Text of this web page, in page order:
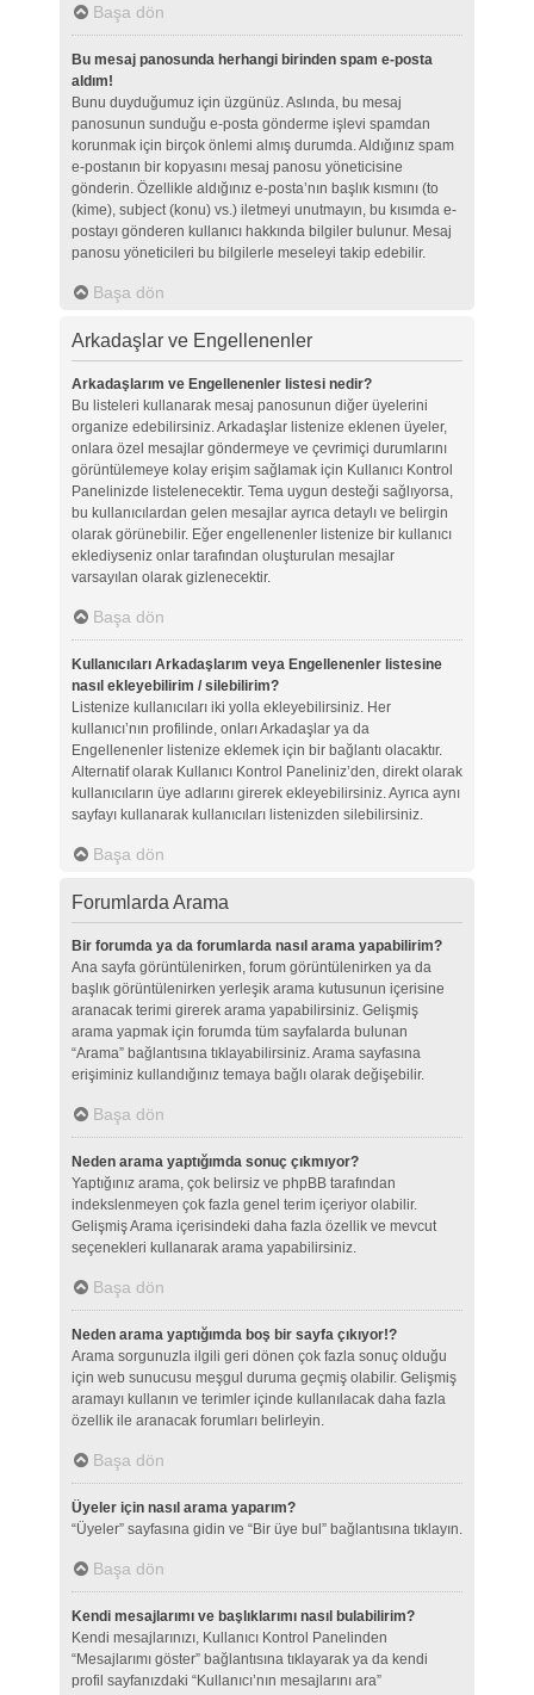
Başa dön
Bu mesaj panosunda herhangi birinden spam e-posta
aldım!
Bunu duyduğumuz için üzgünüz. Aslında, bu mesaj
panosunun sunduğu e-posta gönderme işlevi spamdan
korunmak için birçok önlemi almış durumda. Aldığınız spam
e-postanın bir kopyasını mesaj panosu yöneticisine
gönderin. Özellikle aldığınız e-posta’nın başlık kısmını (to
(kime), subject (konu) vs.) iletmeyi unutmayın, bu kısımda e-
postayı gönderen kullanıcı hakkında bilgiler bulunur. Mesaj
panosu yöneticileri bu bilgilerle meseleyi takip edebilir.
Başa dön
Arkadaşlar ve Engellenenler
Arkadaşlarım ve Engellenenler listesi nedir?
Bu listeleri kullanarak mesaj panosunun diğer üyelerini
organize edebilirsiniz. Arkadaşlar listenize eklenen üyeler,
onlara özel mesajlar göndermeye ve çevrimiçi durumlarını
görüntülemeye kolay erişim sağlamak için Kullanıcı Kontrol
Panelinizde listelenecektir. Tema uygun desteği sağlıyorsa,
bu kullanıcılardan gelen mesajlar ayrıca detaylı ve belirgin
olarak görünebilir. Eğer engellenenler listenize bir kullanıcı
eklediyseniz onlar tarafından oluşturulan mesajlar
varsayılan olarak gizlenecektir.
Başa dön
Kullanıcıları Arkadaşlarım veya Engellenenler listesine
nasıl ekleyebilirim / silebilirim?
Listenize kullanıcıları iki yolla ekleyebilirsiniz. Her
kullanıcı’nın profilinde, onları Arkadaşlar ya da
Engellenenler listenize eklemek için bir bağlantı olacaktır.
Alternatif olarak Kullanıcı Kontrol Paneliniz’den, direkt olarak
kullanıcıların üye adlarını girerek ekleyebilirsiniz. Ayrıca aynı
sayfayı kullanarak kullanıcıları listenizden silebilirsiniz.
Başa dön
Forumlarda Arama
Bir forumda ya da forumlarda nasıl arama yapabilirim?
Ana sayfa görüntülenirken, forum görüntülenirken ya da
başlık görüntülenirken yerleşik arama kutusunun içerisine
aranacak terimi girerek arama yapabilirsiniz. Gelişmiş
arama yapmak için forumda tüm sayfalarda bulunan
“Arama” bağlantısına tıklayabilirsiniz. Arama sayfasına
erişiminiz kullandığınız temaya bağlı olarak değişebilir.
Başa dön
Neden arama yaptığımda sonuç çıkmıyor?
Yaptığınız arama, çok belirsiz ve phpBB tarafından
indekslenmeyen çok fazla genel terim içeriyor olabilir.
Gelişmiş Arama içerisindeki daha fazla özellik ve mevcut
seçenekleri kullanarak arama yapabilirsiniz.
Başa dön
Neden arama yaptığımda boş bir sayfa çıkıyor!?
Arama sorgunuzla ilgili geri dönen çok fazla sonuç olduğu
için web sunucusu meşgul duruma geçmiş olabilir. Gelişmiş
aramayı kullanın ve terimler içinde kullanılacak daha fazla
özellik ile aranacak forumları belirleyin.
Başa dön
Üyeler için nasıl arama yaparım?
“Üyeler” sayfasına gidin ve “Bir üye bul” bağlantısına tıklayın.
Başa dön
Kendi mesajlarımı ve başlıklarımı nasıl bulabilirim?
Kendi mesajlarınızı, Kullanıcı Kontrol Panelinden
“Mesajlarımı göster” bağlantısına tıklayarak ya da kendi
profil sayfanızdaki “Kullanıcı’nın mesajlarını ara”